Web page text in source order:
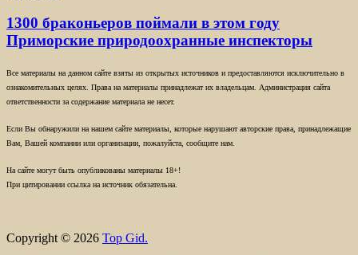
1300 браконьеров поймали в этом году
Приморские природоохранные инспекторы
Все материалы на данном сайте взяты из открытых источников и предоставляются исключительно в
ознакомительных целях. Права на материалы принадлежат их владельцам. Администрация сайта
ответственности за содержание материала не несет.
Если Вы обнаружили на нашем сайте материалы, которые нарушают авторские права, принадлежащие
Вам, Вашей компании или организации, пожалуйста, сообщите нам.
На сайте могут быть опубликованы материалы 18+!
При цитировании ссылка на источник обязательна.
Copyright © 2026 Top Gid.